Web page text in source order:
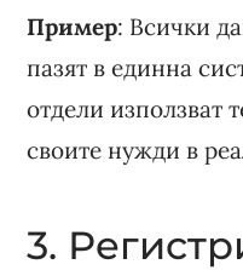
Пример: Всички
пазят в единна
отдели използват
своите нужди в
3.